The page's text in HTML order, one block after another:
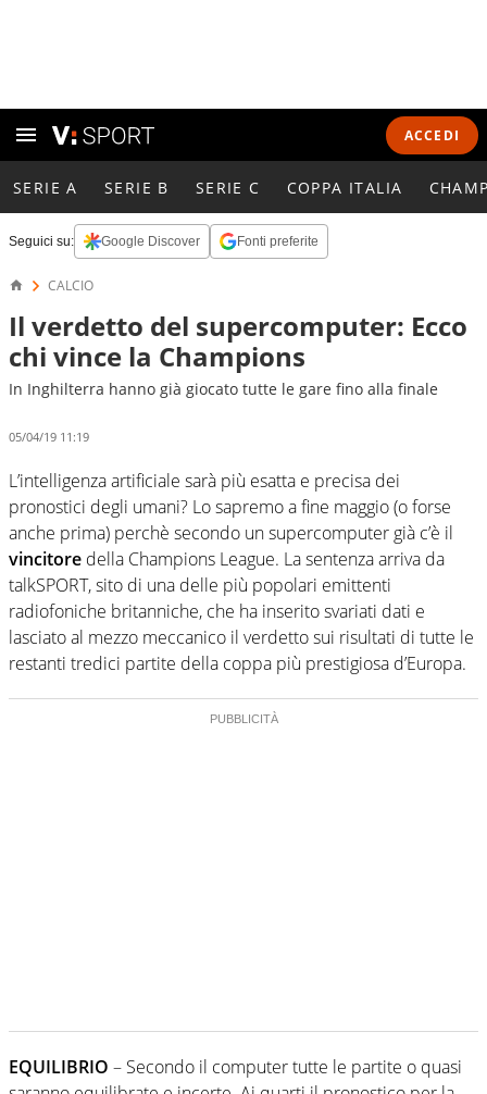
ACCEDI
SERIE A SERIE B SERIE C COPPA ITALIA
Seguici su: Google Discover Fonti preferite
CALCIO
Il verdetto del supercomputer: Ecco
chi vince la Champions
In Inghilterra hanno già giocato tutte le gare fino alla finale
05/04/19 11:19
L’intelligenza artificiale sarà più esatta e precisa dei
pronostici degli umani? Lo sapremo a fine maggio (o forse
anche prima) perchè secondo un supercomputer già c’è il
vincitore della Champions League. La sentenza arriva da
talkSPORT, sito di una delle più popolari emittenti
radiofoniche britanniche, che ha inserito svariati dati e
lasciato al mezzo meccanico il verdetto sui risultati di tutte le
restanti tredici partite della coppa più prestigiosa d’Europa.
EQUILIBRIO – Secondo il computer tutte le partite o quasi